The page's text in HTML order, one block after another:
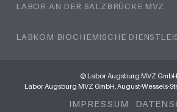
© Labor Augsburg MVZ
Labor Augsburg MVZ GmbH, August-Wessels-
IMPRESSUM
LABOR AN DER SALZBRÜCKE MVZ
LABKOM BIOCHEMISCHE